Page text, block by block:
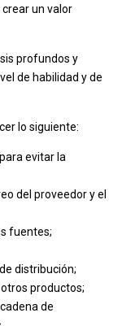
un valor
profundos y
de habilidad y de
lo siguiente:
evitar la
del proveedor y el
fuentes;
distribución;
productos;
de